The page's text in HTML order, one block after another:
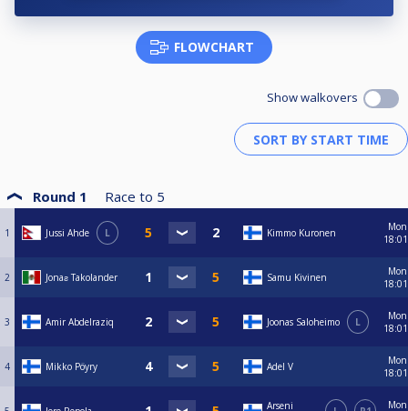
FLOWCHART
Show walkovers
Round 1 Race to 5
1 Jussi Ahde L Kimmo Kuronen
Mon
18:01
2 Jonaƨ Takolander Samu Kivinen
Mon
18:01
3 Amir Abdelraziq Joonas Saloheimo L
Mon
18:01
4 Mikko Pöyry Adel V
Mon
18:01
Arseni
Mon